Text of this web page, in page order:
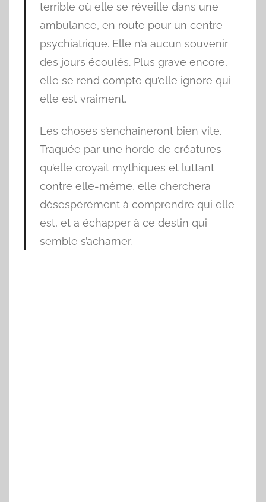
terrible où elle se réveille dans une
ambulance, en route pour un centre
psychiatrique. Elle n’a aucun souvenir
des jours écoulés. Plus grave encore,
elle se rend compte qu’elle ignore qui
elle est vraiment.
Les choses s’enchaîneront bien vite.
Traquée par une horde de créatures
qu’elle croyait mythiques et luttant
contre elle-même, elle cherchera
désespérément à comprendre qui elle
est, et a échapper à ce destin qui
semble s’acharner.